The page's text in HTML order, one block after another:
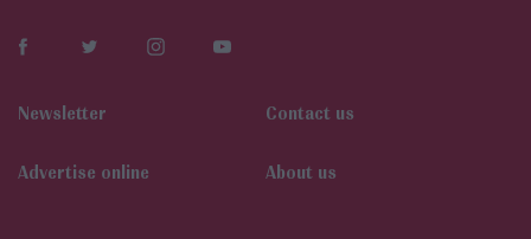
Newsletter Contact us
Αdvertise online About us